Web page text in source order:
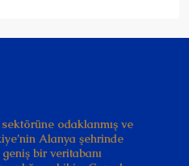
odaklanmış ve
Alanya şehrinde
bir veritabanı